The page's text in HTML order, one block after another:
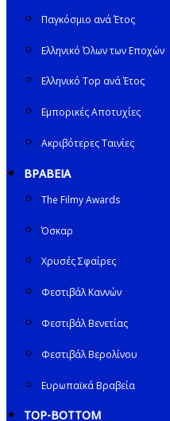
Παγκόσμιο ανά Έτος
Ελληνικό Όλων των Εποχών
Ελληνικό Top ανά Έτος
Εμπορικές Αποτυχίες
Ακριβότερες Ταινίες
ΒΡΑΒΕΙΑ
The Filmy Awards
Όσκαρ
Χρυσές Σφαίρες
Φεστιβάλ Καννών
Φεστιβάλ Βενετίας
Φεστιβάλ Βερολίνου
Ευρωπαϊκά Βραβεία
TOP-BOTTOM